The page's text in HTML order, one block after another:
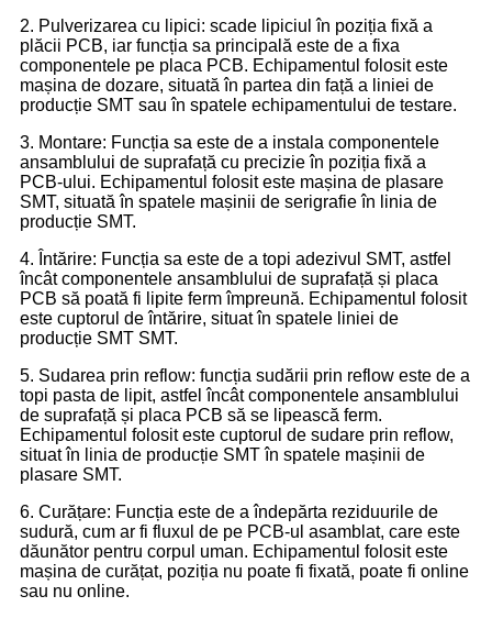
2. Pulverizarea cu lipici: scade lipiciul în poziția fixă ​​a
plăcii PCB, iar funcția sa principală este de a fixa
componentele pe placa PCB. Echipamentul folosit este
mașina de dozare, situată în partea din față a liniei de
producție SMT sau în spatele echipamentului de testare.
3. Montare: Funcția sa este de a instala componentele
ansamblului de suprafață cu precizie în poziția fixă ​​a
PCB-ului. Echipamentul folosit este mașina de plasare
SMT, situată în spatele mașinii de serigrafie în linia de
producție SMT.
4. Întărire: Funcția sa este de a topi adezivul SMT, astfel
încât componentele ansamblului de suprafață și placa
PCB să poată fi lipite ferm împreună. Echipamentul folosit
este cuptorul de întărire, situat în spatele liniei de
producție SMT SMT.
5. Sudarea prin reflow: funcția sudării prin reflow este de a
topi pasta de lipit, astfel încât componentele ansamblului
de suprafață și placa PCB să se lipească ferm.
Echipamentul folosit este cuptorul de sudare prin reflow,
situat în linia de producție SMT în spatele mașinii de
plasare SMT.
6. Curățare: Funcția este de a îndepărta reziduurile de
sudură, cum ar fi fluxul de pe PCB-ul asamblat, care este
dăunător pentru corpul uman. Echipamentul folosit este
mașina de curățat, poziția nu poate fi fixată, poate fi online
sau nu online.